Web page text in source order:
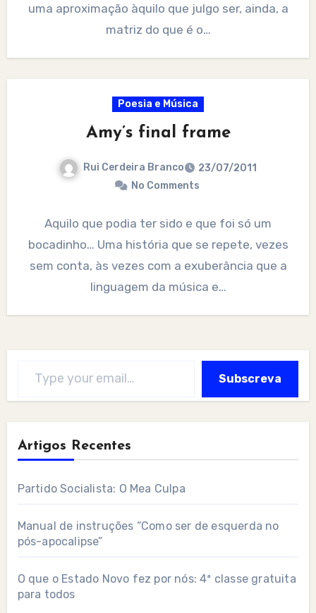
uma aproximação àquilo que julgo ser, ainda, a
matriz do que é o…
Poesia e Música
Amy’s final frame
Rui Cerdeira Branco
23/07/2011
No Comments
Aquilo que podia ter sido e que foi só um
bocadinho… Uma história que se repete, vezes
sem conta, às vezes com a exuberância que a
linguagem da música e…
Subscreva
Artigos Recentes
Partido Socialista: O Mea Culpa
Manual de instruções “Como ser de esquerda no
pós-apocalipse”
O que o Estado Novo fez por nós: 4ª classe gratuita
para todos